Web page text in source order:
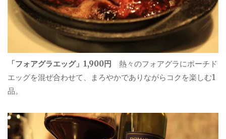
「フォアグラエッグ」1,900円 熱々のフォアグラにポーチド
エッグを混ぜ合わせて、まろやかでありながらコクを楽しむ1
品。